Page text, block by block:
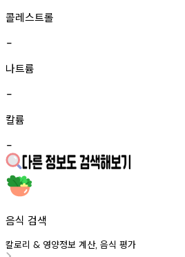
콜레스트롤
-
나트륨
-
칼륨
-
음식 검색
칼로리 & 영양정보 계산, 음식 평가